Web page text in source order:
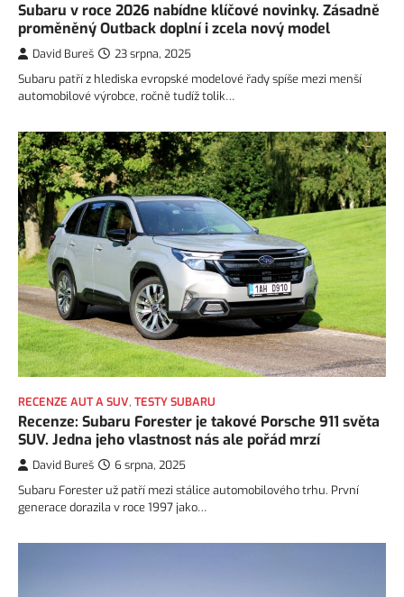
Subaru v roce 2026 nabídne klíčové novinky. Zásadně
proměněný Outback doplní i zcela nový model
David Bureš
23 srpna, 2025
Subaru patří z hlediska evropské modelové řady spíše mezi menší
automobilové výrobce, ročně tudíž tolik…
RECENZE AUT A SUV, TESTY SUBARU
Recenze: Subaru Forester je takové Porsche 911 světa
SUV. Jedna jeho vlastnost nás ale pořád mrzí
David Bureš
6 srpna, 2025
Subaru Forester už patří mezi stálice automobilového trhu. První
generace dorazila v roce 1997 jako…